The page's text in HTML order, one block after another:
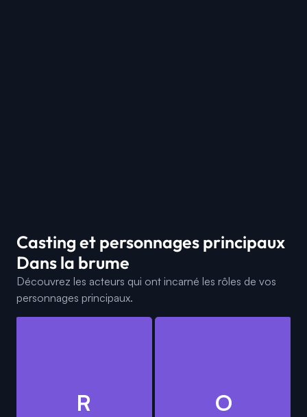
Casting et personnages principaux
Dans la brume
Découvrez les acteurs qui ont incarné les rôles de vos
personnages principaux.
R O